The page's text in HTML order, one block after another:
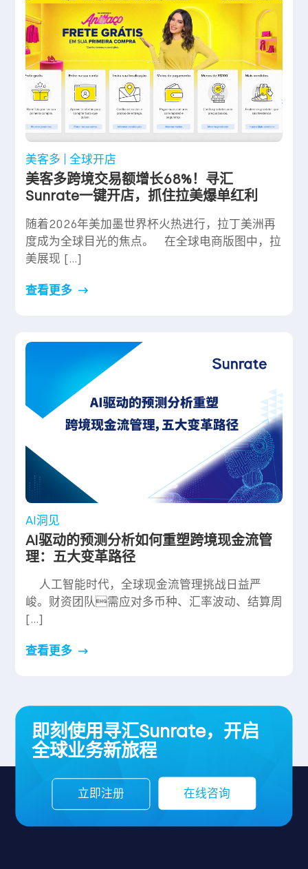
美客多 全球开店
美客多跨境交易额增长68%！寻汇
Sunrate一键开店，抓住拉美爆单红利
随着2026年美加墨世界杯火热进行，拉丁美洲再
度成为全球目光的焦点。 在全球电商版图中，拉
美展现 […]
查看更多
AI洞见
AI驱动的预测分析如何重塑跨境现金流管
理：五大变革路径
人工智能时代，全球现金流管理挑战日益严
峻。财资团队需应对多币种、汇率波动、结算周
[…]
查看更多
即刻使用寻汇Sunrate，开启
全球业务新旅程
立即注册 在线咨询